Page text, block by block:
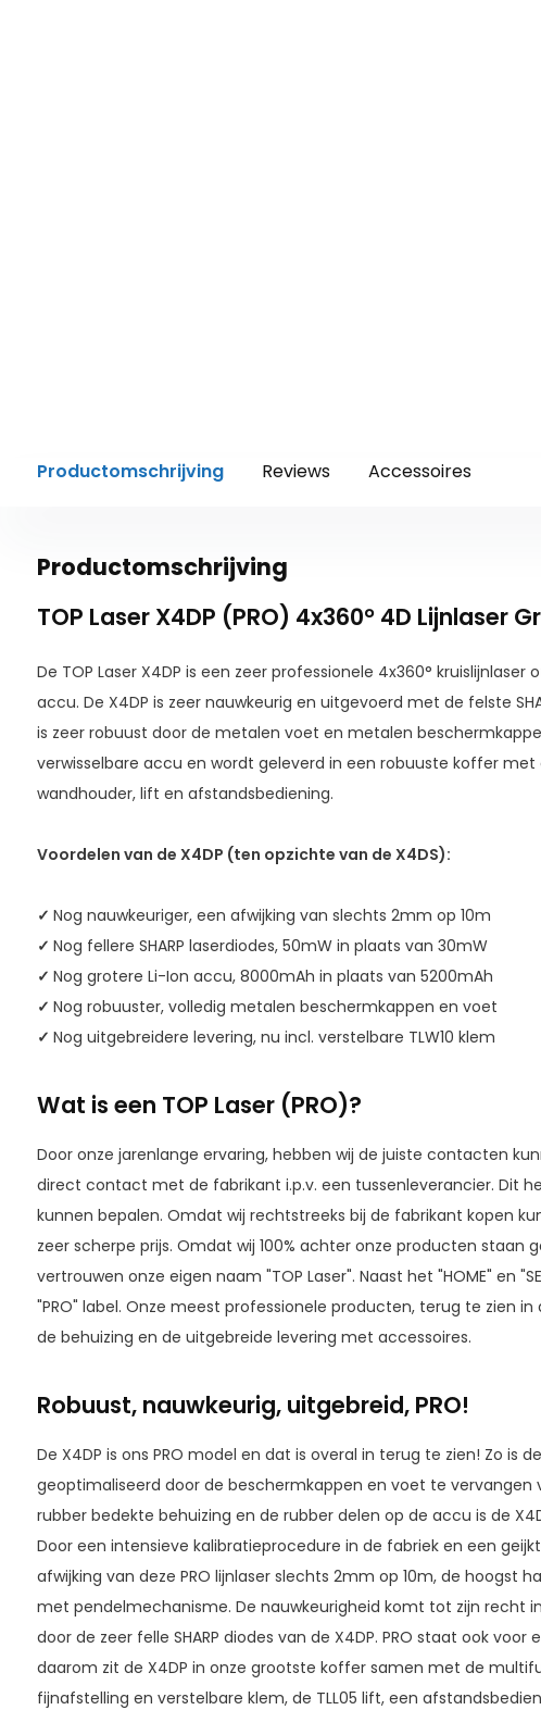
Productomschrijving Reviews Accessoires
Productomschrijving
TOP Laser X4DP (PRO) 4x360° 4D Lijnlaser
De TOP Laser X4DP is een zeer professionele 4x360°
accu. De X4DP is zeer nauwkeurig en uitgevoerd met de felste
is zeer robuust door de metalen voet en metalen
verwisselbare accu en wordt geleverd in een robuuste koffer
wandhouder, lift en afstandsbediening.
Voordelen van de X4DP (ten opzichte van de X4DS):
✓ Nog nauwkeuriger, een afwijking van slechts 2mm op 10m
✓ Nog fellere SHARP laserdiodes, 50mW in plaats van 30mW
✓ Nog grotere Li-Ion accu, 8000mAh in plaats van 5200mAh
✓ Nog robuuster, volledig metalen beschermkappen en voet
✓ Nog uitgebreidere levering, nu incl. verstelbare TLW10 klem
Wat is een TOP Laser (PRO)?
Door onze jarenlange ervaring, hebben wij de juiste contacten
direct contact met de fabrikant i.p.v. een tussenleverancier. Dit
kunnen bepalen. Omdat wij rechtstreeks bij de fabrikant kopen
zeer scherpe prijs. Omdat wij 100% achter onze producten
vertrouwen onze eigen naam "TOP Laser". Naast het "HOME" en
"PRO" label. Onze meest professionele producten, terug te zien
de behuizing en de uitgebreide levering met accessoires.
Robuust, nauwkeurig, uitgebreid, PRO!
De X4DP is ons PRO model en dat is overal in terug te zien! Zo is
geoptimaliseerd door de beschermkappen en voet te
rubber bedekte behuizing en de rubber delen op de accu is de
Door een intensieve kalibratieprocedure in de fabriek en een
afwijking van deze PRO lijnlaser slechts 2mm op 10m, de hoogst
met pendelmechanisme. De nauwkeurigheid komt tot zijn recht
door de zeer felle SHARP diodes van de X4DP. PRO staat ook
daarom zit de X4DP in onze grootste koffer samen met de
fijnafstelling en verstelbare klem, de TLL05 lift, een